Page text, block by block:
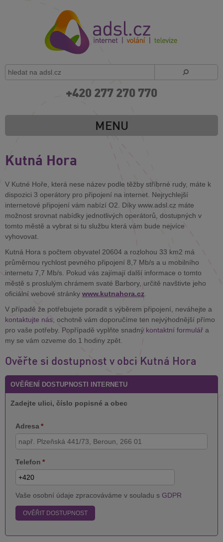
+420 277 270 770
MENU
Kutná Hora
V Kutné Hoře, která nese název podle těžby stříbrné rudy, máte k
dispozici 3 operátory pro připojení na internet. Nejrychlejší
internetové připojení vám nabízí O2. Díky www.adsl.cz máte
možnost srovnat nabídky jednotlivých operátorů, dostupných v
tomto městě a vybrat si tu službu která vám bude nejvíce
vyhovovat.
Kutná Hora s počtem obyvatel 20604 a rozlohou 33 km2 má
průměrnou rychlost pevného připojení 8,7 Mb/s a u mobilního
internetu 7,7 Mb/s. Pokud vás zajímají další informace o tomto
městě s proslulým chrámem svaté Barbory, určitě navštivte jeho
oficiální webové stránky www.kutnahora.cz
V případě že potřebujete poradit s výběrem připojení, neváhejte a
kontaktujte nás , ochotně vám doporučíme ten nejvýhodnější přímo
pro vaše potřeby. Popřípadě vyplňte snadný kontaktní formulář a
my se vám ozveme do 1 hodiny zpět.
Ověřte si dostupnost v obci Kutná Hora
OVĚŘENÍ DOSTUPNOSTI INTERNETU
Zadejte ulici, číslo popisné a obec
Adresa *
Telefon *
Vaše osobní údaje zpracováváme v souladu s GDPR
OVĚŘIT DOSTUPNOST